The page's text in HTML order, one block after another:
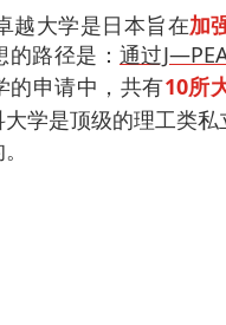
越大学是日本旨在加
路径是： 通过
的申请中，共有10所
学是顶级的理工类